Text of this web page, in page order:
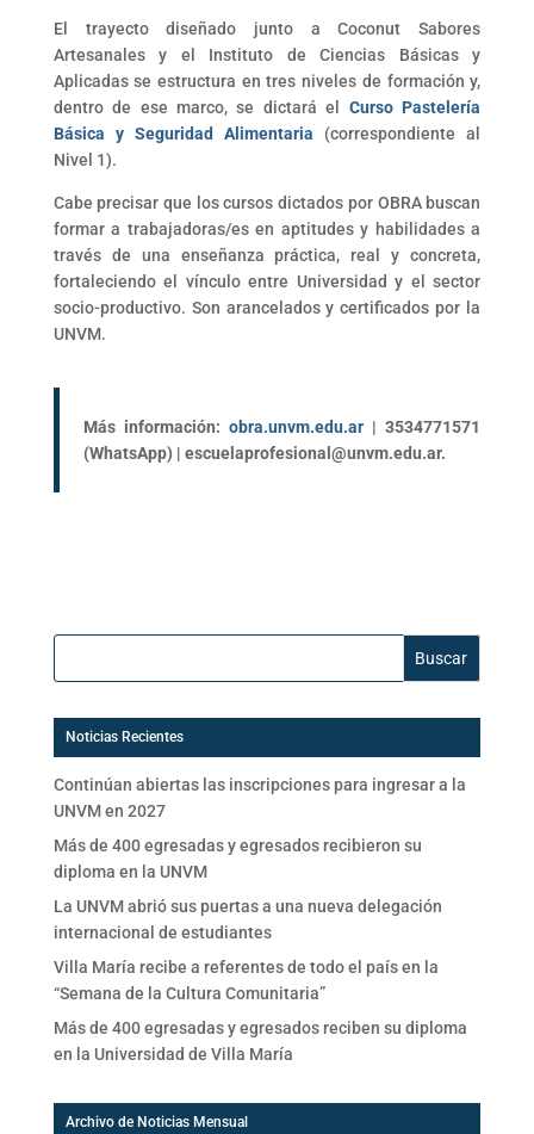
El trayecto diseñado junto a Coconut Sabores
Artesanales y el Instituto de Ciencias Básicas y
Aplicadas se estructura en tres niveles de formación y,
dentro de ese marco, se dictará el Curso Pastelería
Básica y Seguridad Alimentaria (correspondiente al
Nivel 1).
Cabe precisar que los cursos dictados por OBRA buscan
formar a trabajadoras/es en aptitudes y habilidades a
través de una enseñanza práctica, real y concreta,
fortaleciendo el vínculo entre Universidad y el sector
socio-productivo. Son arancelados y certificados por la
UNVM.
Más información: obra.unvm.edu.ar | 3534771571
(WhatsApp) | escuelaprofesional@unvm.edu.ar.
Buscar:
Noticias Recientes
Continúan abiertas las inscripciones para ingresar a la
UNVM en 2027
Más de 400 egresadas y egresados recibieron su
diploma en la UNVM
La UNVM abrió sus puertas a una nueva delegación
internacional de estudiantes
Villa María recibe a referentes de todo el país en la
“Semana de la Cultura Comunitaria”
Más de 400 egresadas y egresados reciben su diploma
en la Universidad de Villa María
Archivo de Noticias Mensual